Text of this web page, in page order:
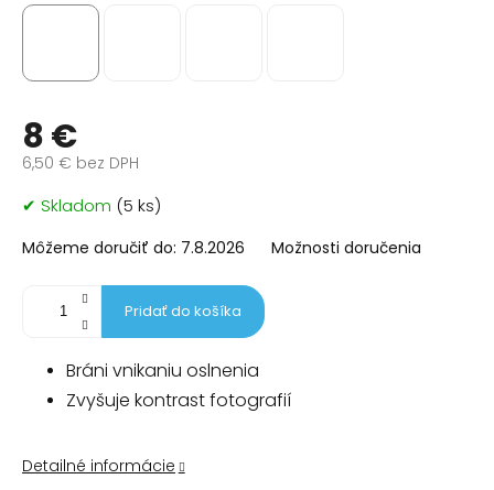
8 €
6,50 € bez DPH
cena:
✔ Skladom (5 ks)
Môžeme doručiť do: 7.8.2026 Možnosti doručenia
Pridať do košíka
Bráni vnikaniu oslnenia
Zvyšuje kontrast fotografií
Detailné informácie